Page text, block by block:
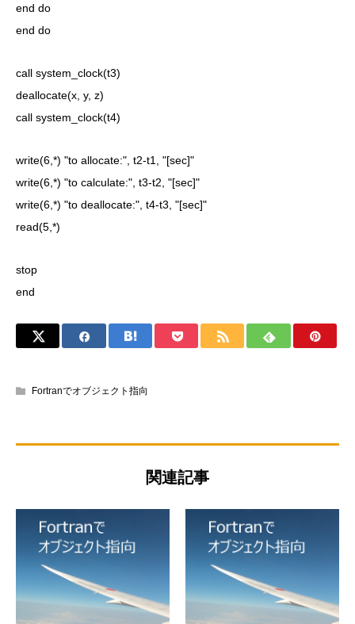
end do
end do
call system_clock(t3)
deallocate(x, y, z)
call system_clock(t4)
write(6,*) "to allocate:", t2-t1, "[sec]"
write(6,*) "to calculate:", t3-t2, "[sec]"
write(6,*) "to deallocate:", t4-t3, "[sec]"
read(5,*)
stop
end
Fortranでオブジェクト指向
関連記事